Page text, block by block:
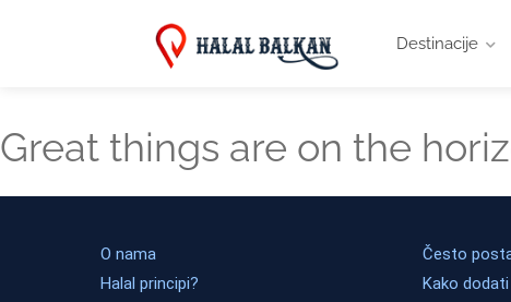
Destinacije
Great things are on the
O nama
Halal principi?
Često
Kako